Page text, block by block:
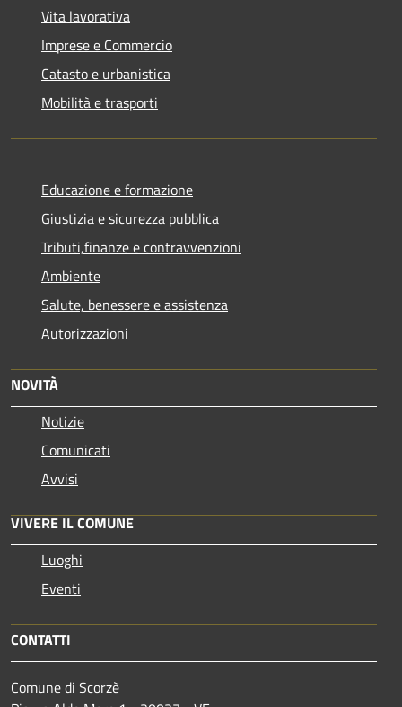
Vita lavorativa
Imprese e Commercio
Catasto e urbanistica
Mobilità e trasporti
Educazione e formazione
Giustizia e sicurezza pubblica
Tributi,finanze e contravvenzioni
Ambiente
Salute, benessere e assistenza
Autorizzazioni
NOVITÀ
Notizie
Comunicati
Avvisi
VIVERE IL COMUNE
Luoghi
Eventi
CONTATTI
Comune di Scorzè